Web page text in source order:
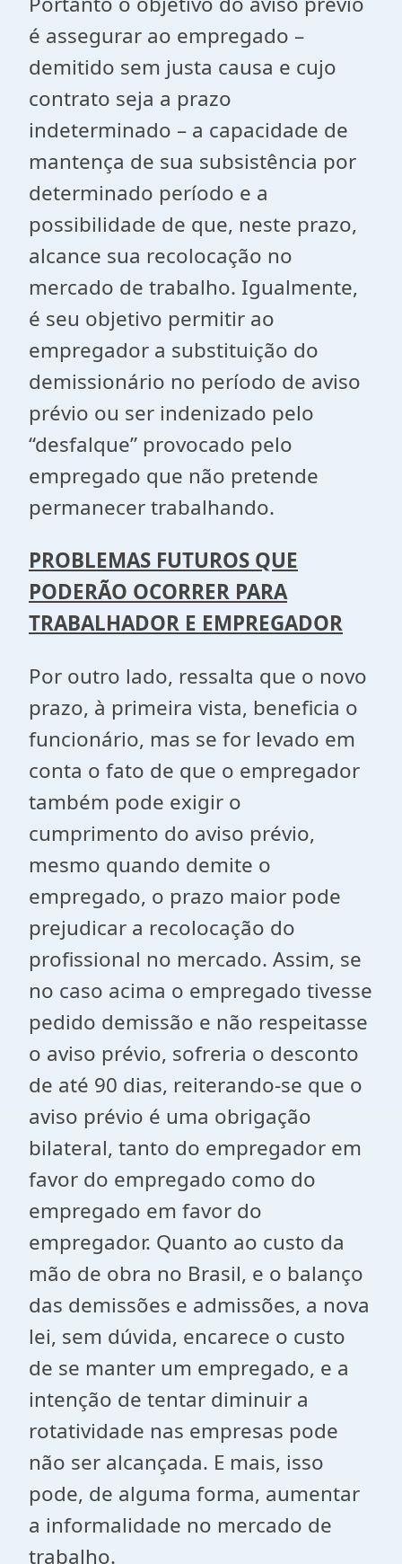
é assegurar ao empregado –
demitido sem justa causa e cujo
contrato seja a prazo
indeterminado – a capacidade de
mantença de sua subsistência por
determinado período e a
possibilidade de que, neste prazo,
alcance sua recolocação no
mercado de trabalho. Igualmente,
é seu objetivo permitir ao
empregador a substituição do
demissionário no período de aviso
prévio ou ser indenizado pelo
“desfalque” provocado pelo
empregado que não pretende
permanecer trabalhando.
PROBLEMAS FUTUROS QUE
PODERÃO OCORRER PARA
TRABALHADOR E EMPREGADOR
Por outro lado, ressalta que o novo
prazo, à primeira vista, beneficia o
funcionário, mas se for levado em
conta o fato de que o empregador
também pode exigir o
cumprimento do aviso prévio,
mesmo quando demite o
empregado, o prazo maior pode
prejudicar a recolocação do
profissional no mercado. Assim, se
no caso acima o empregado tivesse
pedido demissão e não respeitasse
o aviso prévio, sofreria o desconto
de até 90 dias, reiterando-se que o
aviso prévio é uma obrigação
bilateral, tanto do empregador em
favor do empregado como do
empregado em favor do
empregador. Quanto ao custo da
mão de obra no Brasil, e o balanço
das demissões e admissões, a nova
lei, sem dúvida, encarece o custo
de se manter um empregado, e a
intenção de tentar diminuir a
rotatividade nas empresas pode
não ser alcançada. E mais, isso
pode, de alguma forma, aumentar
a informalidade no mercado de
trabalho.